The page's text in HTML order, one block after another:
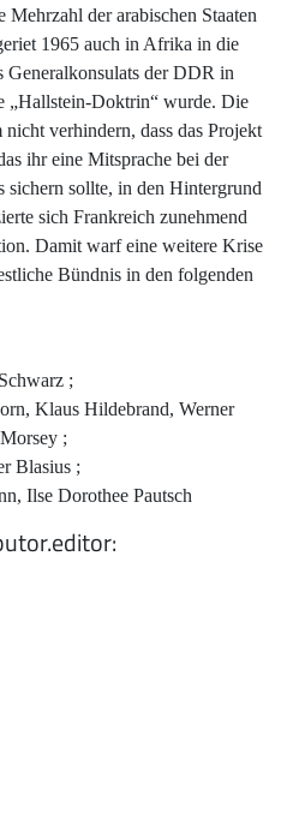
der arabischen Staaten
1965 auch in Afrika in die
der DDR in
„Hallstein-Doktrin“ wurde. Die
verhindern, dass das Projekt
ihr eine Mitsprache bei der
sichern sollte, in den Hintergrund
sich Frankreich zunehmend
Damit warf eine weitere Krise
Bündnis in den folgenden
;
Klaus Hildebrand, Werner
;
Blasius ;
Ilse Dorothee Pautsch